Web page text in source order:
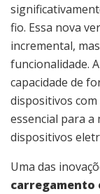
fio. Essa nova
incremental,
funcionalidade.
capacidade de
dispositivos
essencial para
dispositivos
Uma das
carregamento